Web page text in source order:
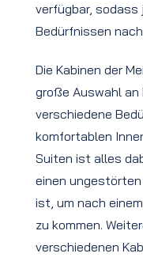
verfügbar, sodass
Bedürfnissen
Die Kabinen der
große Auswahl an
verschiedene
komfortablen
Suiten ist alles
einen
ist, um nach
zu kommen.
verschiedenen